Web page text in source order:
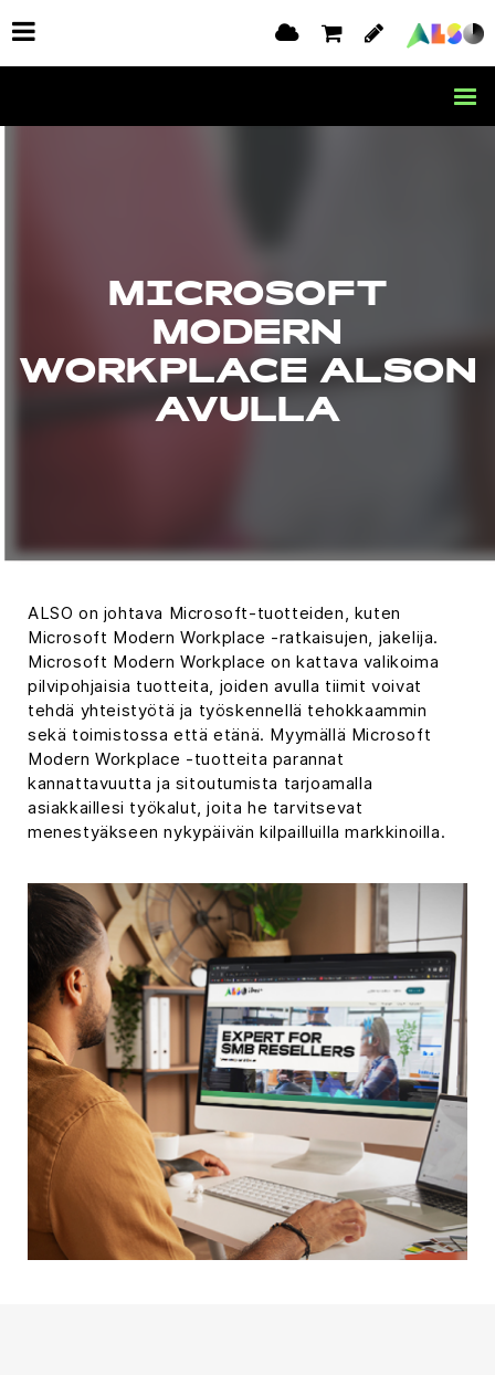
MICROSOFT
MODERN
WORKPLACE ALSON
AVULLA
ALSO on johtava Microsoft-tuotteiden, kuten
Microsoft Modern Workplace -ratkaisujen, jakelija.
Microsoft Modern Workplace on kattava valikoima
pilvipohjaisia tuotteita, joiden avulla tiimit voivat
tehdä yhteistyötä ja työskennellä tehokkaammin
sekä toimistossa että etänä. Myymällä Microsoft
Modern Workplace -tuotteita parannat
kannattavuutta ja sitoutumista tarjoamalla
asiakkaillesi työkalut, joita he tarvitsevat
menestyäkseen nykypäivän kilpailluilla markkinoilla.